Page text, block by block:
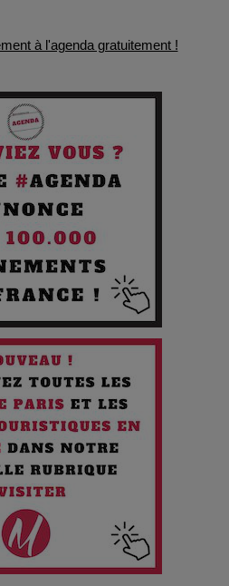
l'IA : Lola Volonakis, l'Artiste du
le pouvoir : une plongée dans un
du Kazakhstan”, célèbre ses 30
: un désastre écologique en
Photographes de Stars
du précipice
10 ans d’électro sous les
manquer